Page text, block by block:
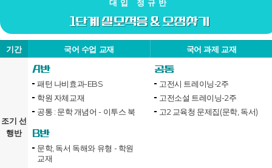
대입 정규반
1단계 실모적응 & 오점찾기
기간 국어 수업 교재 국어 과제 교재
조기 선
행반
A반
패턴 나비효과-EBS
학원 자체교재
공통 : 문학 개념어 - 이투스 북
B반
문학, 독서 독해와 유형 - 학원
교재
공통
고전시 트레이닝-2주
고전소설 트레이닝-2주
고2 교육청 문제집(문학, 독서)